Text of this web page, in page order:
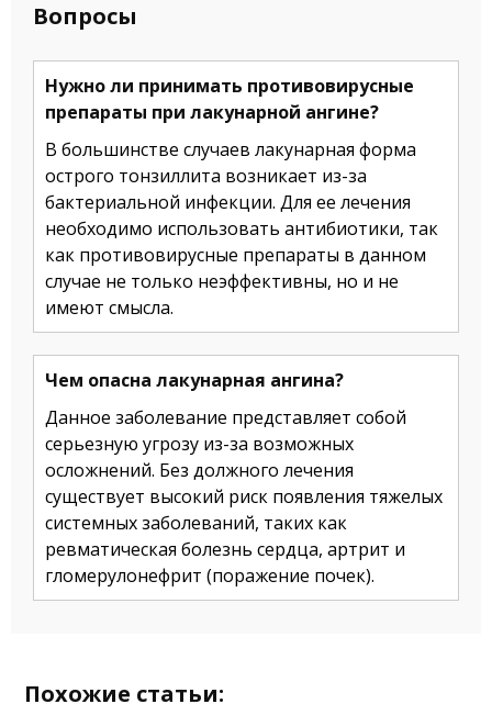
Вопросы
Нужно ли принимать противовирусные
препараты при лакунарной ангине?
В большинстве случаев лакунарная форма
острого тонзиллита возникает из-за
бактериальной инфекции. Для ее лечения
необходимо использовать антибиотики, так
как противовирусные препараты в данном
случае не только неэффективны, но и не
имеют смысла.
Чем опасна лакунарная ангина?
Данное заболевание представляет собой
серьезную угрозу из-за возможных
осложнений. Без должного лечения
существует высокий риск появления тяжелых
системных заболеваний, таких как
ревматическая болезнь сердца, артрит и
гломерулонефрит (поражение почек).
Похожие статьи: